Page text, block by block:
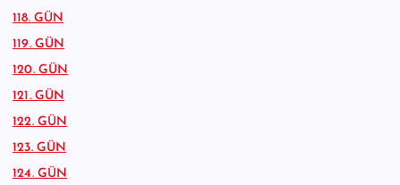
118. GÜN
119. GÜN
120. GÜN
121. GÜN
122. GÜN
123. GÜN
124. GÜN